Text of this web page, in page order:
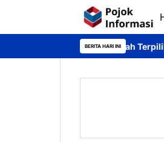
BERITA HARI INI
Terpilih Aklamasi Pimpin